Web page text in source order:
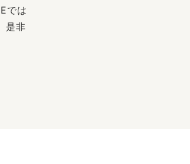
では
是非